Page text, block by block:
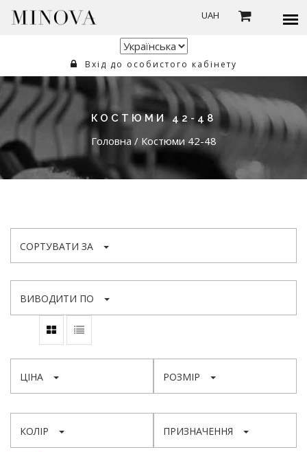
UAH
Вхід до особистого кабінету
КОСТЮМИ 42-48
Головна / Костюми 42-48
СОРТУВАТИ ЗА
ВИВОДИТИ ПО
ЦІНА РОЗМІР
КОЛІР ПРИЗНАЧЕННЯ